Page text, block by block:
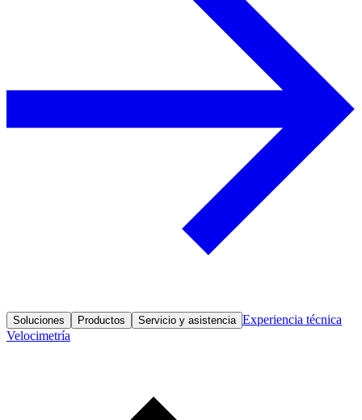
Soluciones Productos Servicio y asistencia Experiencia técnica
Velocimetría